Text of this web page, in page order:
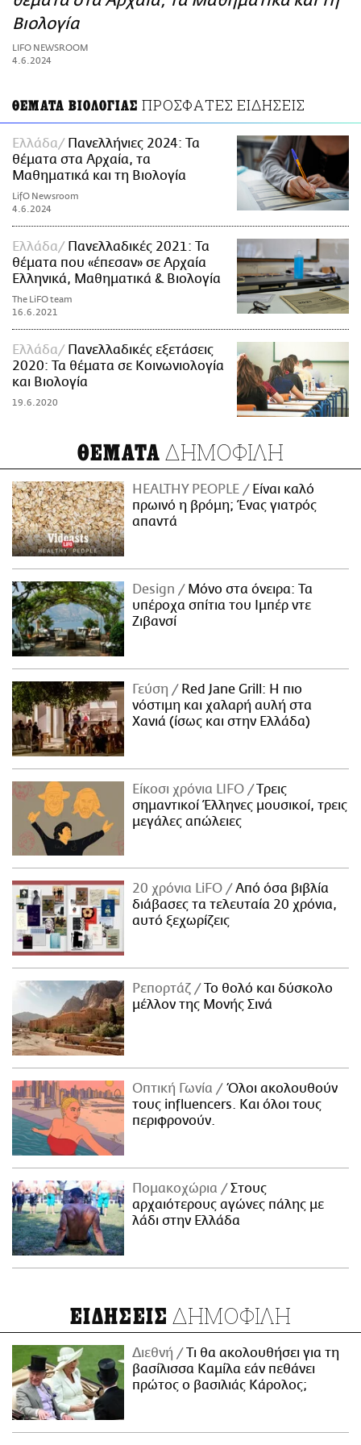
ΑΜΠΑ
PRINT
Βιολογία
LIFO NEWSROOM
4.6.2024
ΘΕΜΑΤΑ ΒΙΟΛΟΓΙΑΣ ΠΡΟΣΦΑΤΕΣ ΕΙΔΗΣΕΙΣ
Ελλάδα
Πανελλήνιες 2024: Τα
θέματα στα Αρχαία, τα
Μαθηματικά και τη Βιολογία
LifO Newsroom
4.6.2024
Ελλάδα
Πανελλαδικές 2021: Τα
θέματα που «έπεσαν» σε Αρχαία
Ελληνικά, Μαθηματικά & Βιολογία
The LiFO team
16.6.2021
Ελλάδα
Πανελλαδικές εξετάσεις
2020: Τα θέματα σε Κοινωνιολογία
και Βιολογία
19.6.2020
ΘΕΜΑΤΑ ΔΗΜΟΦΙΛΗ
HEALTHY PEOPLE
Είναι καλό
πρωινό η βρόμη; Ένας γιατρός
απαντά
Design
Μόνο στα όνειρα: Τα
υπέροχα σπίτια του Ιμπέρ ντε
Ζιβανσί
Γεύση
Red Jane Grill: Η πιο
νόστιμη και χαλαρή αυλή στα
Χανιά (ίσως και στην Ελλάδα)
Είκοσι χρόνια LIFO
Tρεις
σημαντικοί Έλληνες μουσικοί, τρεις
μεγάλες απώλειες
20 χρόνια LiFO
Από όσα βιβλία
διάβασες τα τελευταία 20 χρόνια,
αυτό ξεχωρίζεις
Ρεπορτάζ
Το θολό και δύσκολο
μέλλον της Μονής Σινά
Οπτική Γωνία
Όλοι ακολουθούν
τους influencers. Και όλοι τους
περιφρονούν.
Πομακοχώρια
Στους
αρχαιότερους αγώνες πάλης με
λάδι στην Ελλάδα
ΕΙΔΗΣΕΙΣ ΔΗΜΟΦΙΛΗ
Διεθνή
Τι θα ακολουθήσει για τη
βασίλισσα Καμίλα εάν πεθάνει
πρώτος ο βασιλιάς Κάρολος;